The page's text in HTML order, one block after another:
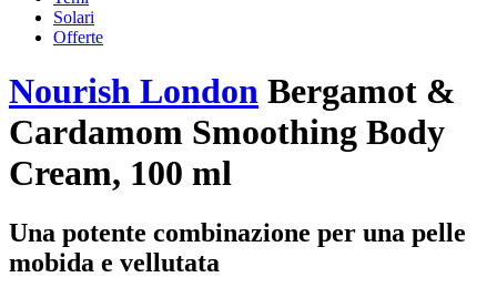
Solari
Offerte
Nourish London Bergamot &
Cardamom Smoothing Body
Cream, 100 ml
Una potente combinazione per una pelle
mobida e vellutata